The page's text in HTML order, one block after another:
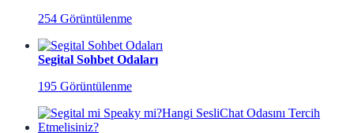
254 Görüntülenme
Segital Sohbet Odaları
195 Görüntülenme